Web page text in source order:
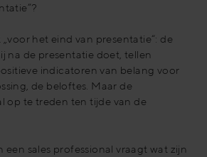
het eind van presentatie“: de
na de presentatie doet, tellen
indicatoren van belang voor
de beloftes. Maar de
op te treden ten tijde van de
een sales professional vraagt wat zijn